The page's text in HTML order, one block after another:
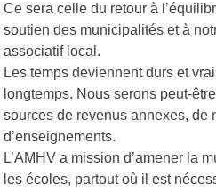
Ce sera celle du retour à
soutien des municipalités et à
associatif local.
Les temps deviennent durs et
longtemps. Nous serons peut-
sources de revenus annexes, de
d’enseignements.
L’AMHV a mission d’amener la
les écoles, partout où il est